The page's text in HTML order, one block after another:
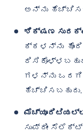
ಅನ್ನು
ಶಿಕ್ಷಣ
ಕ್ಕಳನ್ನು
ಗಳನ್ನು
ಹೆಚ್ಚಿಸಬಹುದು.
ಸುಪ್ರೀಂ